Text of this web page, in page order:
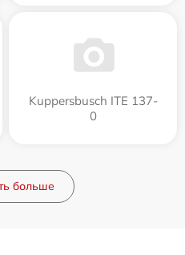
Kuppersbusch ITE 137-
0
больше